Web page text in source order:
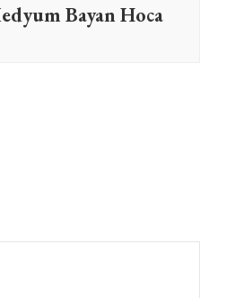
Bayan Hoca